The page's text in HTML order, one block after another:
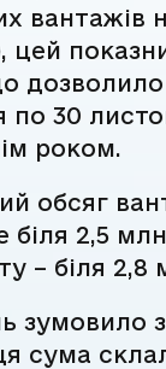
вантажів
цей
дозволило
по 30
роком.
обсяг
2,5
– біля 2,8
зумовило
сума